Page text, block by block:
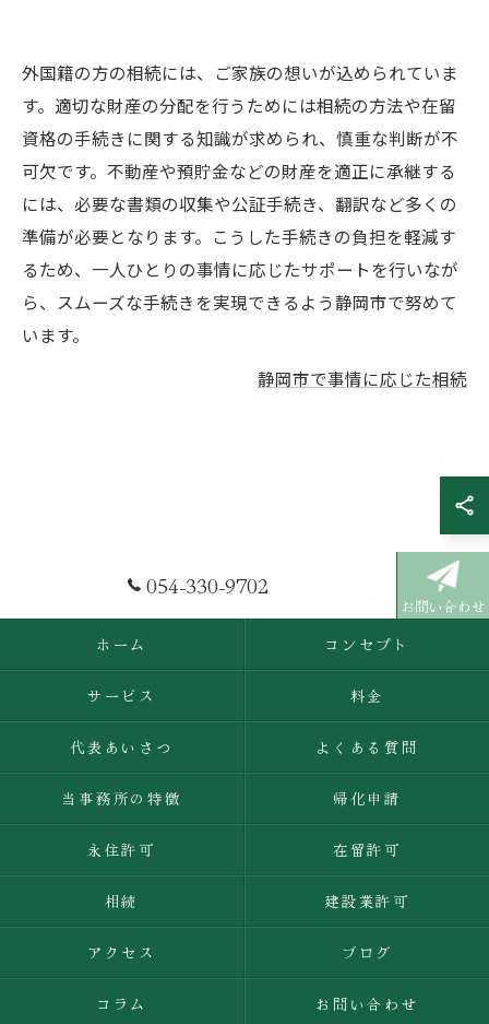
外国籍の方の相続には、ご家族の想いが込められていま
す。適切な財産の分配を行うためには相続の方法や在留
資格の手続きに関する知識が求められ、慎重な判断が不
可欠です。不動産や預貯金などの財産を適正に承継する
には、必要な書類の収集や公証手続き、翻訳など多くの
準備が必要となります。こうした手続きの負担を軽減す
るため、一人ひとりの事情に応じたサポートを行いなが
ら、スムーズな手続きを実現できるよう静岡市で努めて
います。
静岡市で事情に応じた相続
054-330-9702
お問い合わせ
ホーム
コンセプト
サービス 料金
代表あいさつ よくある質問
当事務所の特徴 帰化申請
永住許可 在留許可
相続 建設業許可
アクセス ブログ
コラム お問い合わせ